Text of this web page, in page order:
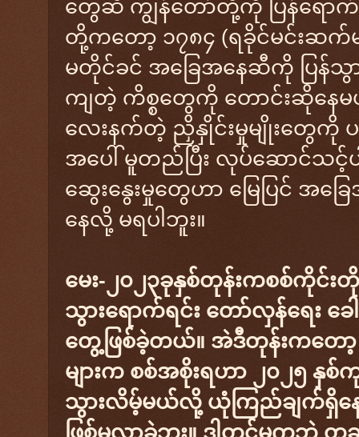
တွေဆီ ကျွန်တော်တို့ကို ပြန်ရောက်
တို့ကတော့ ၁၇၈၄ (ရခိုင်မင်းဆ
မတိုင်ခင် အခြေအနေဆီကို ပြန်သွ
ကျတဲ့ ကိစ္စတွေကို တောင်းဆိုနေမ
လေးနက်တဲ့ ညှိနှိုင်းမှုမျိုးတွေကို
အပေါ် မူတည်ပြီး လုပ်ဆောင်သင့်ပ
ဆွေးနွေးမှုတွေဟာ မြေပြင် အ
နေလို့ မရပါဘူး။
မေး-၂၀၂၃ခုနှစ်တုန်းကစစ်ကိုင်း
သွားရောက်ရင်း တော်လှန်ရေး ခ
တွေ့ဖြစ်ခဲ့တယ်။ အဲဒီတုန်းကတော့
များက စစ်အစိုးရဟာ ၂၀၂၅ နှ
သွားလိမ့်မယ်လို့ ယုံကြည်ချက်ရှိန
ဖြစ်မလာခဲ့ဘူး။ ဒါတင်မကဘဲ